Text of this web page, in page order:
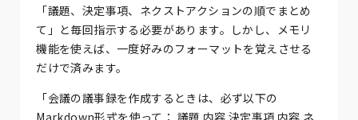
「議題、決定事項、ネクストアクションの順でまとめ
て」と毎回指示する必要があります。しかし、メモリ
機能を使えば、一度好みのフォーマットを覚えさせる
だけで済みます。
「会議の議事録を作成するときは、必ず以下の
Markdown形式を使って： 議題 内容 決定事項 内容 ネ